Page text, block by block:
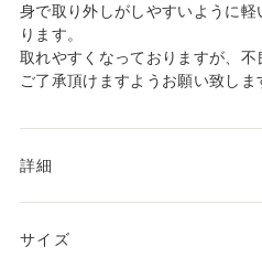
身で取り外しがしやすいように
ります。
取れやすくなっておりますが、
ご了承頂けますようお願い致しま
詳細
サイズ